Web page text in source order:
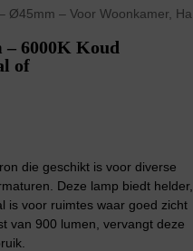
Hal of Plafondarmatuur – 10 stuks
6000K Koud
of
die geschikt is voor diverse
Deze lamp biedt helder,
is voor ruimtes waar goed zicht
van 900 lumen, vervangt deze